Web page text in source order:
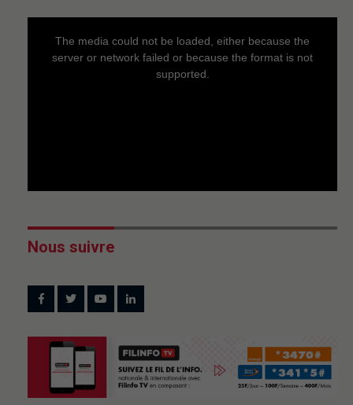
The media could not be loaded, either because the
server or network failed or because the format is not
supported.
Nous suivre